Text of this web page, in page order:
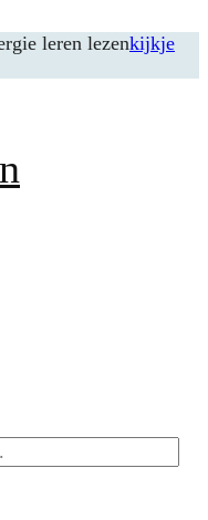
leren lezenkijkje